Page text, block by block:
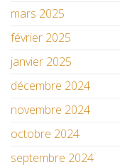
mars 2025
février 2025
janvier 2025
décembre 2024
novembre 2024
octobre 2024
septembre 2024